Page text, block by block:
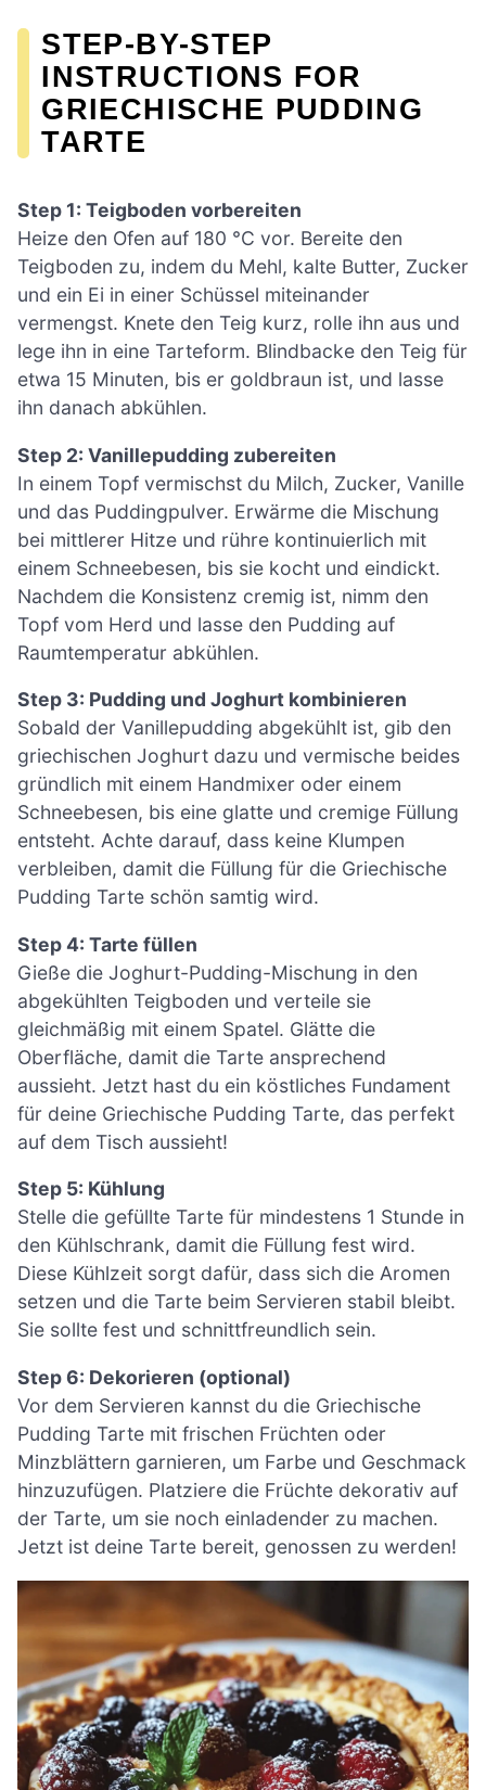
STEP-BY-STEP
INSTRUCTIONS FOR
GRIECHISCHE PUDDING
TARTE
Step 1: Teigboden vorbereiten
Heize den Ofen auf 180 °C vor. Bereite den
Teigboden zu, indem du Mehl, kalte Butter, Zucker
und ein Ei in einer Schüssel miteinander
vermengst. Knete den Teig kurz, rolle ihn aus und
lege ihn in eine Tarteform. Blindbacke den Teig für
etwa 15 Minuten, bis er goldbraun ist, und lasse
ihn danach abkühlen.
Step 2: Vanillepudding zubereiten
In einem Topf vermischst du Milch, Zucker, Vanille
und das Puddingpulver. Erwärme die Mischung
bei mittlerer Hitze und rühre kontinuierlich mit
einem Schneebesen, bis sie kocht und eindickt.
Nachdem die Konsistenz cremig ist, nimm den
Topf vom Herd und lasse den Pudding auf
Raumtemperatur abkühlen.
Step 3: Pudding und Joghurt kombinieren
Sobald der Vanillepudding abgekühlt ist, gib den
griechischen Joghurt dazu und vermische beides
gründlich mit einem Handmixer oder einem
Schneebesen, bis eine glatte und cremige Füllung
entsteht. Achte darauf, dass keine Klumpen
verbleiben, damit die Füllung für die Griechische
Pudding Tarte schön samtig wird.
Step 4: Tarte füllen
Gieße die Joghurt-Pudding-Mischung in den
abgekühlten Teigboden und verteile sie
gleichmäßig mit einem Spatel. Glätte die
Oberfläche, damit die Tarte ansprechend
aussieht. Jetzt hast du ein köstliches Fundament
für deine Griechische Pudding Tarte, das perfekt
auf dem Tisch aussieht!
Step 5: Kühlung
Stelle die gefüllte Tarte für mindestens 1 Stunde in
den Kühlschrank, damit die Füllung fest wird.
Diese Kühlzeit sorgt dafür, dass sich die Aromen
setzen und die Tarte beim Servieren stabil bleibt.
Sie sollte fest und schnittfreundlich sein.
Step 6: Dekorieren (optional)
Vor dem Servieren kannst du die Griechische
Pudding Tarte mit frischen Früchten oder
Minzblättern garnieren, um Farbe und Geschmack
hinzuzufügen. Platziere die Früchte dekorativ auf
der Tarte, um sie noch einladender zu machen.
Jetzt ist deine Tarte bereit, genossen zu werden!